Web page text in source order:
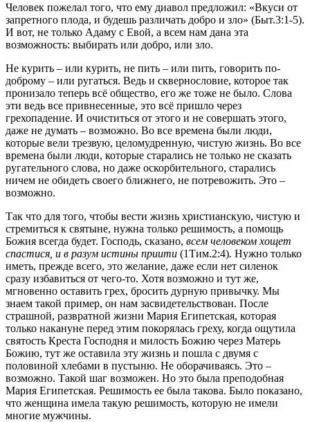
Человек пожелал того, что ему диавол предложил: «Вкуси от
запретного плода, и будешь различать добро и зло» (Быт.3:1-5).
И вот, не только Адаму с Евой, а всем нам дана эта
возможность: выбирать или добро, или зло.
Не курить – или курить, не пить – или пить, говорить по-
доброму – или ругаться. Ведь и сквернословие, которое так
пронизало теперь всё общество, его же тоже не было. Слова
эти ведь все привнесенные, это всё пришло через
грехопадение. И очиститься от этого и не совершать этого,
даже не думать – возможно. Во все времена были люди,
которые вели трезвую, целомудренную, чистую жизнь. Во все
времена были люди, которые старались не только не сказать
ругательного слова, но даже оскорбительного, старались
ничем не обидеть своего ближнего, не потревожить. Это –
возможно.
Так что для того, чтобы вести жизнь христианскую, чистую и
стремиться к святыне, нужна только решимость, а помощь
Божия всегда будет. Господь, сказано, всем человеком хощет
спастися, и в разум истины приити (1Тим.2:4). Нужно только
иметь, прежде всего, это желание, даже если нет силенок
сразу избавиться от чего-то. Хотя возможно и тут же,
мгновенно оставить грех, бросить дурную привычку. Мы
знаем такой пример, он нам засвидетельствован. После
страшной, развратной жизни Мария Египетская, которая
только накануне перед этим покорялась греху, когда ощутила
святость Креста Господня и милость Божию через Матерь
Божию, тут же оставила эту жизнь и пошла с двумя с
половиной хлебами в пустыню. Не оборачиваясь. Это –
возможно. Такой шаг возможен. Но это была преподобная
Мария Египетская. Решимость ее была такова. Было показано,
что женщина имела такую решимость, которую не имели
многие мужчины.